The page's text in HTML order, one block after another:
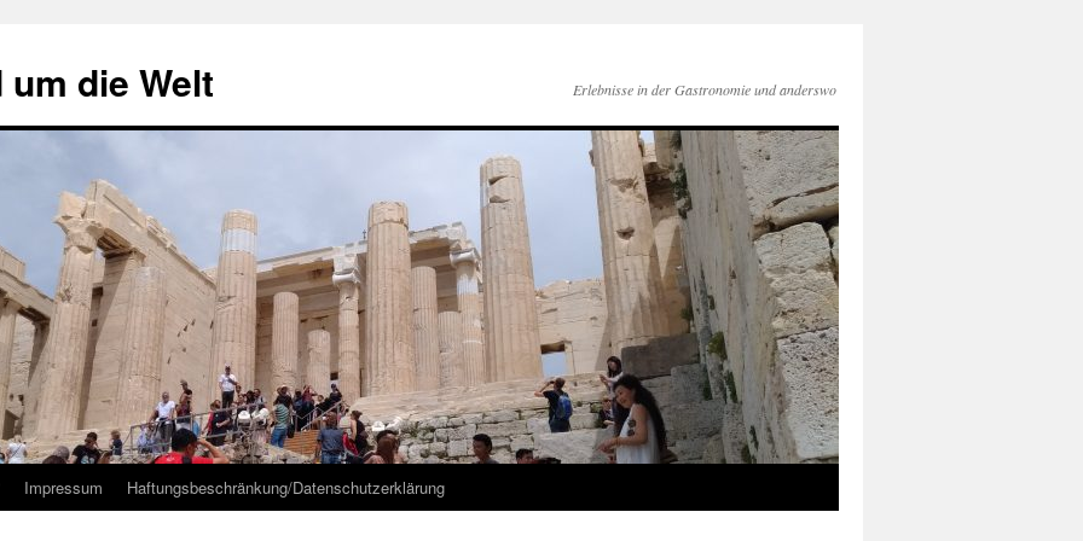
die Welt Erlebnisse in der Gastronomie und anderswo
Impressum Haftungsbeschränkung/Datenschutzerklärung